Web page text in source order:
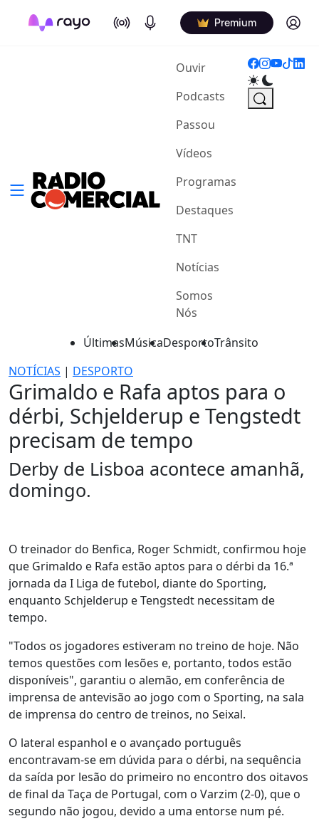
On Air Podcasts Premium Log in
Ouvir(current)
Podcasts
Passou
Vídeos
Programas
Destaques
TNT
Notícias
Somos
Nós
ÚltimasMúsicaDesportoTrânsito
NOTÍCIAS | DESPORTO
Grimaldo e Rafa aptos para o
dérbi, Schjelderup e Tengstedt
precisam de tempo
Derby de Lisboa acontece amanhã,
domingo.
O treinador do Benfica, Roger Schmidt, confirmou hoje
que Grimaldo e Rafa estão aptos para o dérbi da 16.ª
jornada da I Liga de futebol, diante do Sporting,
enquanto Schjelderup e Tengstedt necessitam de
tempo.
"Todos os jogadores estiveram no treino de hoje. Não
temos questões com lesões e, portanto, todos estão
disponíveis", garantiu o alemão, em conferência de
imprensa de antevisão ao jogo com o Sporting, na sala
de imprensa do centro de treinos, no Seixal.
O lateral espanhol e o avançado português
encontravam-se em dúvida para o dérbi, na sequência
da saída por lesão do primeiro no encontro dos oitavos
de final da Taça de Portugal, com o Varzim (2-0), que o
segundo não jogou, devido a uma entorse num pé.